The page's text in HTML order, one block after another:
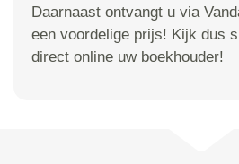
Daarnaast ontvangt u via
een voordelige prijs! Kijk dus
direct online uw boekhouder!